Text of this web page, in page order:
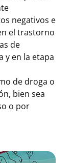
negativos e
el trastorno
de
y en la etapa
de droga o
bien sea
o por